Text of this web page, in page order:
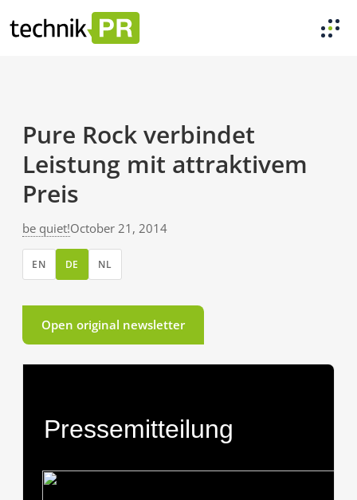
Pure Rock verbindet
Leistung mit attraktivem
Preis
be quiet!October 21, 2014
EN DE NL
Open original newsletter